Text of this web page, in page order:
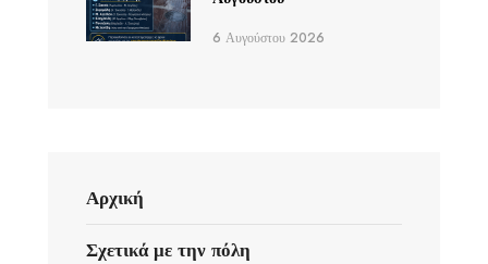
6 Αυγούστου 2026
Αρχική
Σχετικά με την πόλη